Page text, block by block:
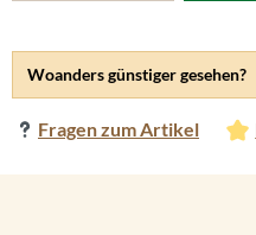
Woanders günstiger gesehen?
Fragen zum Artikel